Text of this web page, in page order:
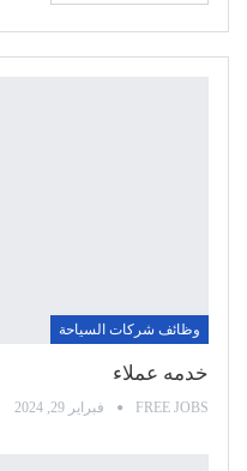
وظائف شركات السياحة
خدمه عملاء
FREE JOBS فبراير 29, 2024